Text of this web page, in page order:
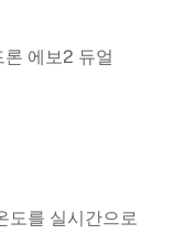
에보2 듀얼
도를 실시간으로